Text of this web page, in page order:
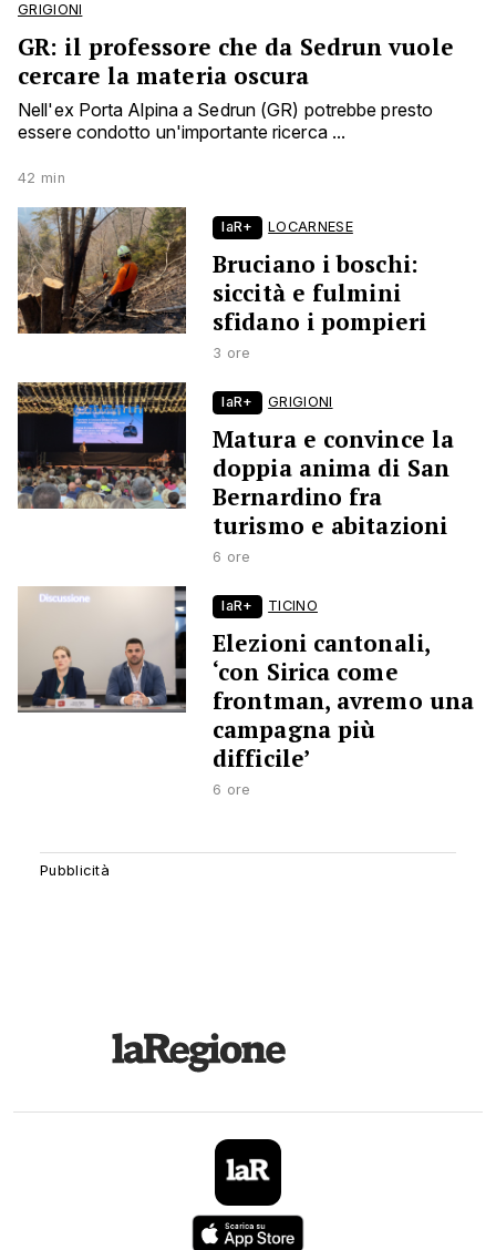
GRIGIONI
GR: il professore che da Sedrun vuole
cercare la materia oscura
Nell'ex Porta Alpina a Sedrun (GR) potrebbe presto
essere condotto un'importante ricerca ...
42 min
laR+ LOCARNESE
Bruciano i boschi:
siccità e fulmini
sfidano i pompieri
3 ore
laR+ GRIGIONI
Matura e convince la
doppia anima di San
Bernardino fra
turismo e abitazioni
6 ore
laR+ TICINO
Elezioni cantonali,
‘con Sirica come
frontman, avremo una
campagna più
difficile’
6 ore